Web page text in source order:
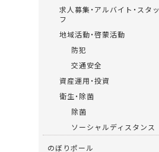
求人募集・アルバイト・スタッ
フ
地域活動・啓蒙活動
防犯
交通安全
資産運用・投資
衛生・除菌
除菌
ソーシャルディスタンス
のぼりポール